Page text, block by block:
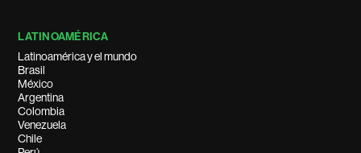
LATINOAMÉRICA
Latinoamérica y el mundo
Brasil
México
Argentina
Colombia
Venezuela
Chile